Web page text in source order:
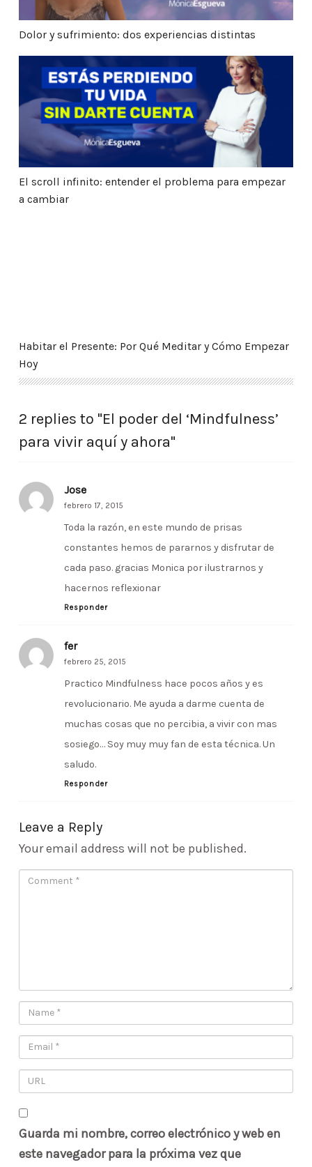
Dolor y sufrimiento: dos experiencias distintas
El scroll infinito: entender el problema para
El scroll infinito: entender el problema para empezar
a cambiar
Habitar el Presente: Por Qué Meditar y Cómo Empezar
Hoy
2 replies to "El poder del ‘Mindfulness’
para vivir aquí y ahora"
Jose
febrero 17, 2015
Toda la razón, en este mundo de prisas
constantes hemos de pararnos y disfrutar de
cada paso. gracias Monica por ilustrarnos y
hacernos reflexionar
Responder
fer
febrero 25, 2015
Practico Mindfulness hace pocos años y es
revolucionario. Me ayuda a darme cuenta de
muchas cosas que no percibia, a vivir con mas
sosiego… Soy muy muy fan de esta técnica. Un
saludo.
Responder
Leave a Reply
Your email address will not be published.
Guarda mi nombre, correo electrónico y web en
este navegador para la próxima vez que